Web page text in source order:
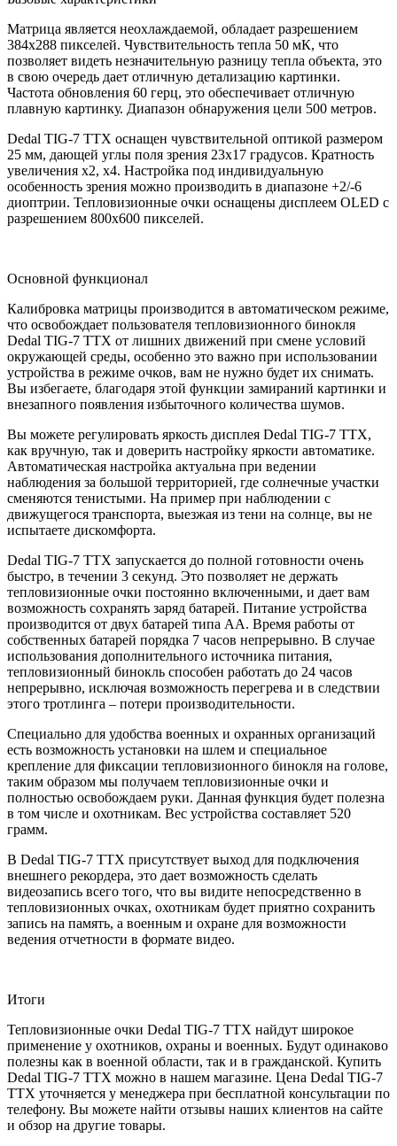
Матрица является неохлаждаемой, обладает разрешением
384х288 пикселей. Чувствительность тепла 50 мК, что
позволяет видеть незначительную разницу тепла объекта, это
в свою очередь дает отличную детализацию картинки.
Частота обновления 60 герц, это обеспечивает отличную
плавную картинку. Диапазон обнаружения цели 500 метров.
Dedal TIG-7 TTX оснащен чувствительной оптикой размером
25 мм, дающей углы поля зрения 23х17 градусов. Кратность
увеличения х2, х4. Настройка под индивидуальную
особенность зрения можно производить в диапазоне +2/-6
диоптрии. Тепловизионные очки оснащены дисплеем OLED с
разрешением 800х600 пикселей.
Основной функционал
Калибровка матрицы производится в автоматическом режиме,
что освобождает пользователя тепловизионного бинокля
Dedal TIG-7 TTX от лишних движений при смене условий
окружающей среды, особенно это важно при использовании
устройства в режиме очков, вам не нужно будет их снимать.
Вы избегаете, благодаря этой функции замираний картинки и
внезапного появления избыточного количества шумов.
Вы можете регулировать яркость дисплея Dedal TIG-7 TTX,
как вручную, так и доверить настройку яркости автоматике.
Автоматическая настройка актуальна при ведении
наблюдения за большой территорией, где солнечные участки
сменяются тенистыми. На пример при наблюдении с
движущегося транспорта, выезжая из тени на солнце, вы не
испытаете дискомфорта.
Dedal TIG-7 TTX запускается до полной готовности очень
быстро, в течении 3 секунд. Это позволяет не держать
тепловизионные очки постоянно включенными, и дает вам
возможность сохранять заряд батарей. Питание устройства
производится от двух батарей типа АА. Время работы от
собственных батарей порядка 7 часов непрерывно. В случае
использования дополнительного источника питания,
тепловизионный бинокль способен работать до 24 часов
непрерывно, исключая возможность перегрева и в следствии
этого тротлинга – потери производительности.
Специально для удобства военных и охранных организаций
есть возможность установки на шлем и специальное
крепление для фиксации тепловизионного бинокля на голове,
таким образом мы получаем тепловизионные очки и
полностью освобождаем руки. Данная функция будет полезна
в том числе и охотникам. Вес устройства составляет 520
грамм.
В Dedal TIG-7 TTX присутствует выход для подключения
внешнего рекордера, это дает возможность сделать
видеозапись всего того, что вы видите непосредственно в
тепловизионных очках, охотникам будет приятно сохранить
запись на память, а военным и охране для возможности
ведения отчетности в формате видео.
Итоги
Тепловизионные очки Dedal TIG-7 TTX найдут широкое
применение у охотников, охраны и военных. Будут одинаково
полезны как в военной области, так и в гражданской. Купить
Dedal TIG-7 TTX можно в нашем магазине. Цена Dedal TIG-7
TTX уточняется у менеджера при бесплатной консультации по
телефону. Вы можете найти отзывы наших клиентов на сайте
и обзор на другие товары.